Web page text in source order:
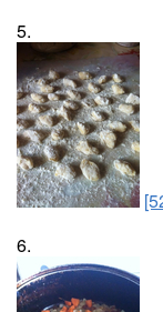
5.
6.